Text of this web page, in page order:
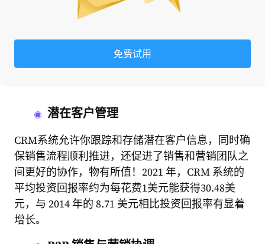
免费试用
潜在客户管理
CRM系统允许你跟踪和存储潜在客户信息，同时确
保销售流程顺利推进，还促进了销售和营销团队之
间更好的协作，物有所值！2021 年，CRM 系统的
平均投资回报率约为每花费1美元能获得30.48美
元，与 2014 年的 8.71 美元相比投资回报率有显着
增长。